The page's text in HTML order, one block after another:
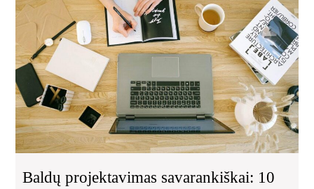
10
Baldų projektavimas savarankiškai: 10